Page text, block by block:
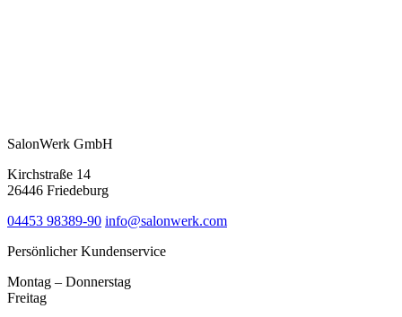
SalonWerk GmbH
Kirchstraße 14
26446 Friedeburg
04453 98389-90 info@salonwerk.com
Persönlicher Kundenservice
Montag – Donnerstag
Freitag